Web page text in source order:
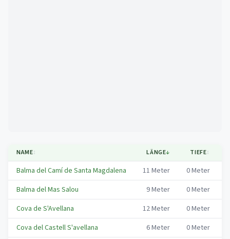
NAME↕ LÄNGE↓ TIEFE↕
Balma del Camí de Santa Magdalena 11 Meter 0Meter
Balma del Mas Salou
9Meter 0Meter
Cova de S'Avellana
12Meter 0Meter
Cova del Castell S'avellana
6Meter 0Meter